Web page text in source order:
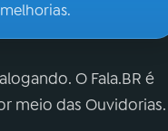
O Fala.BR é
meio das Ouvidorias.